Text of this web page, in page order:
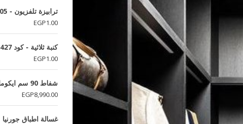
ترابيزة تلفزيون - B 105
EGP1.00
كنبة ثلاثية - كود 427
EGP1.00
شفاط 90 سم ايكوماتيك
EGP8,990.00
غسالة اطباق جورنيا